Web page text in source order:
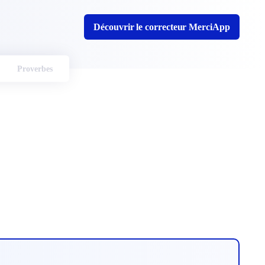
Découvrir le correcteur MerciApp
Proverbes